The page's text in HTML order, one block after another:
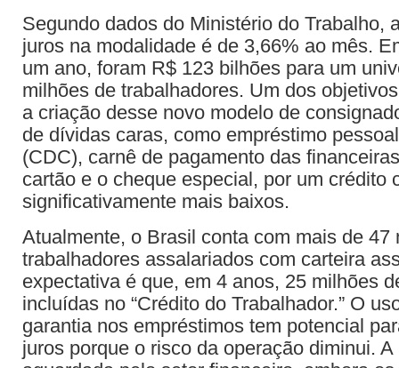
Segundo dados do Ministério do Trabalho,
juros na modalidade é de 3,66% ao mês.
um ano, foram R$ 123 bilhões para um
milhões de trabalhadores. Um dos
a criação desse novo modelo de
de dívidas caras, como empréstimo
(CDC), carnê de pagamento das
cartão e o cheque especial, por um crédito
significativamente mais baixos.
Atualmente, o Brasil conta com mais de 47
trabalhadores assalariados com carteira
expectativa é que, em 4 anos, 25 milhões
incluídas no “Crédito do Trabalhador.” O
garantia nos empréstimos tem potencial
juros porque o risco da operação diminui.